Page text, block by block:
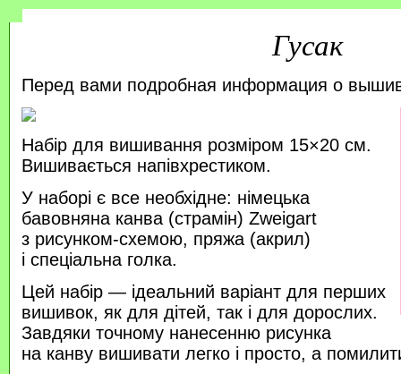
Гусак
Перед вами подробная информация о
Набір для вишивання розміром 15×20 см.
Вишивається напівхрестиком.
У наборі є все необхідне: німецька
бавовняна канва (страмін) Zweigart
з рисунком-схемою, пряжа (акрил)
і спеціальна голка.
Цей набір — ідеальний варіант для перших
вишивок, як для дітей, так і для дорослих.
Завдяки точному нанесенню рисунка
на канву вишивати легко і просто, а